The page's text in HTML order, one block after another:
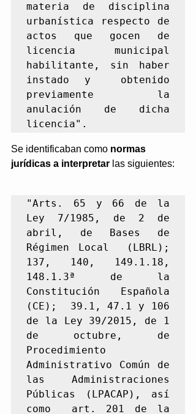
materia de disciplina
urbanística respecto de
actos que gocen de
licencia municipal
habilitante, sin haber
instado y  obtenido
previamente la
anulación de dicha
licencia".
Se identificaban como normas
jurídicas a interpretar las siguientes:
"Arts. 65 y 66 de la
Ley 7/1985, de 2 de
abril, de Bases de
Régimen Local  (LBRL);
137, 140, 149.1.18,
148.1.3ª de la
Constitución Española
(CE);  39.1, 47.1 y 106
de la Ley 39/2015, de 1
de octubre, de
Procedimiento
Administrativo Común de
las Administraciones
Públicas (LPACAP), así
como  art. 201 de la